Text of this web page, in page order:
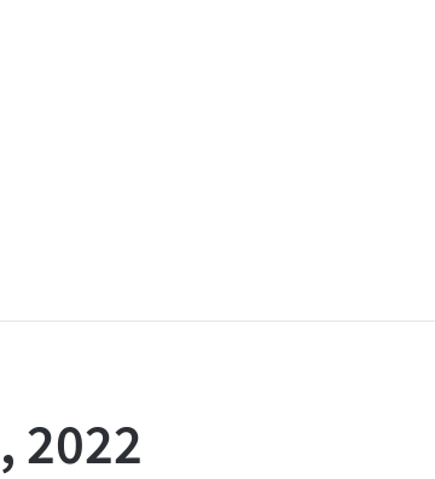
2022